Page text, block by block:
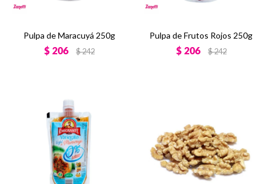
Pulpa de Maracuyá 250g
$ 206 $242
Pulpa de Frutos Rojos 250g
$ 206 $242